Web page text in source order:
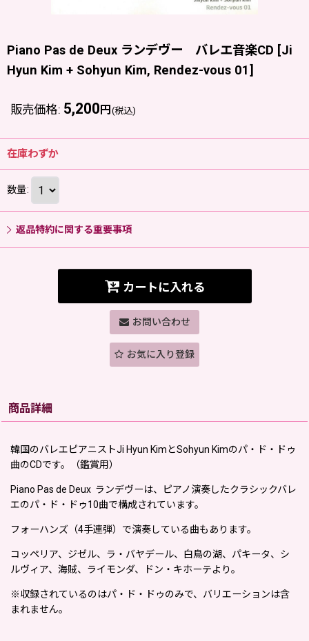
Piano Pas de Deux ランデヴー バレエ音楽CD [Ji
Hyun Kim + Sohyun Kim, Rendez-vous 01]
販売価格: 5,200 円 (税込)
在庫わずか
数量:
返品特約に関する重要事項
カートに入れる
お問い合わせ
お気に入り登録
商品詳細
韓国のバレエピアニストJi Hyun KimとSohyun Kimのパ・ド・ドゥ
曲のCDです。（鑑賞用）
Piano Pas de Deux ランデヴーは、ピアノ演奏したクラシックバレ
エのパ・ド・ドゥ10曲で構成されています。
フォーハンズ（4手連弾）で演奏している曲もあります。
コッペリア、ジゼル、ラ・バヤデール、白鳥の湖、パキータ、シ
ルヴィア、海賊、ライモンダ、ドン・キホーテより。
※収録されているのはパ・ド・ドゥのみで、バリエーションは含
まれません。